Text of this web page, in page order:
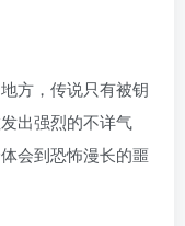
方，传说只有被钥
出强烈的不详气
会到恐怖漫长的噩